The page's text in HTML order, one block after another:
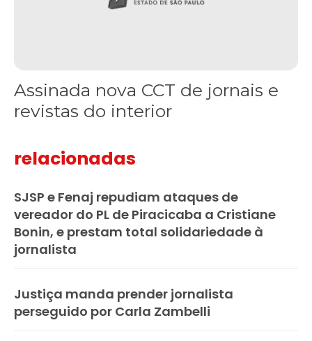
Assinada nova CCT de jornais e
revistas do interior
relacionadas
SJSP e Fenaj repudiam ataques de
vereador do PL de Piracicaba a Cristiane
Bonin, e prestam total solidariedade à
jornalista
Justiça manda prender jornalista
perseguido por Carla Zambelli